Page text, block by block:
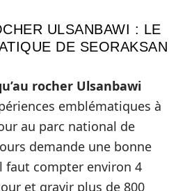
ULSANBAWI : LE
DE SEORAKSAN
rocher Ulsanbawi
emblématiques à
au parc national de
demande une bonne
faut compter environ 4
et gravir plus de 800